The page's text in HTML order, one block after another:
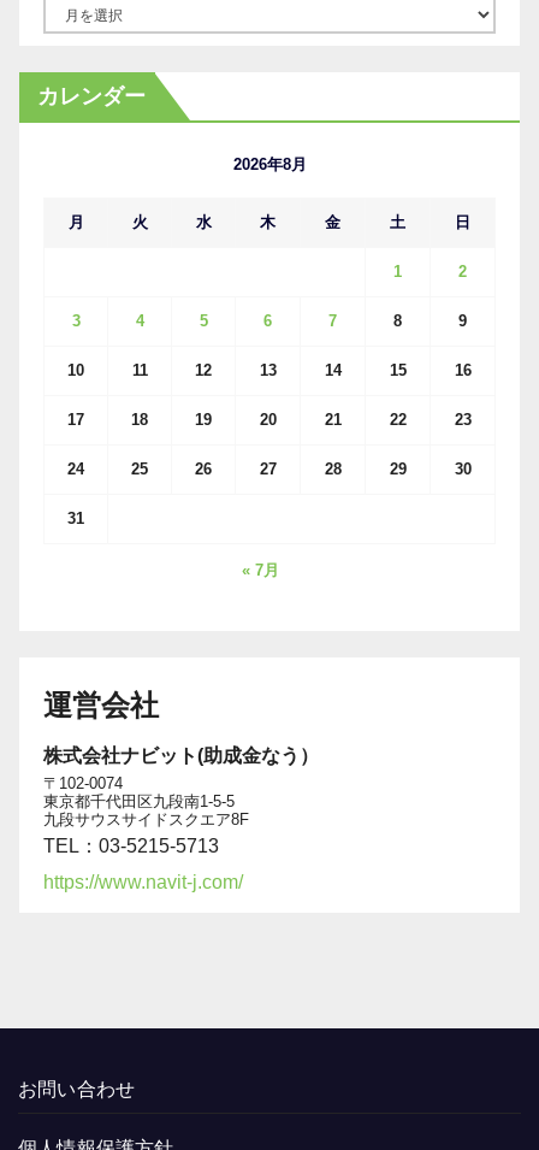
カ
イ
カレンダー
2026年8月
月 火 水 木 金 土 日
1 2
3 4 5 6 7 8 9
10 11 12 13 14 15 16
17 18 19 20 21 22 23
24 25 26 27 28 29 30
31
« 7月
運営会社
株式会社ナビット(助成金なう）
〒102-0074
東京都千代田区九段南1-5-5
九段サウスサイドスクエア8F
TEL：03-5215-5713
https://www.navit-j.com/
お問い合わせ